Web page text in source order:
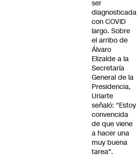
ser
diagnosticada
con COVID
largo. Sobre
el arribo de
Álvaro
Elizalde a la
Secretaría
General de la
Presidencia,
Uriarte
señaló: "Estoy
convencida
de que viene
a hacer una
muy buena
tarea".